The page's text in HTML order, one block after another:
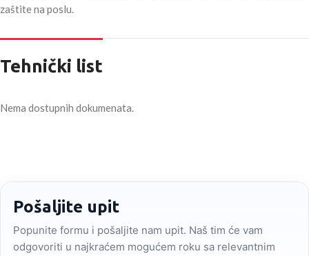
zaštite na poslu.
Tehnički list
Nema dostupnih dokumenata.
Pošaljite upit
Popunite formu i pošaljite nam upit. Naš tim će vam
odgovoriti u najkraćem mogućem roku sa relevantnim